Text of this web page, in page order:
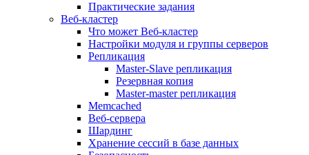
Практические задания
Веб-кластер
Что может Веб-кластер
Настройки модуля и группы серверов
Репликация
Master-Slave репликация
Резервная копия
Master-master репликация
Memcached
Веб-сервера
Шардинг
Хранение сессий в базе данных